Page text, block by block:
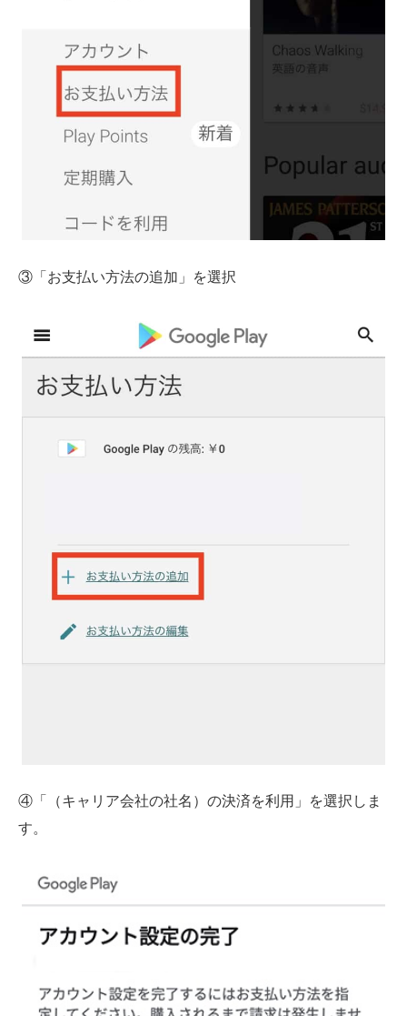
③「お支払い方法の追加」を選択
④「（キャリア会社の社名）の決済を利用」を選択しま
す。